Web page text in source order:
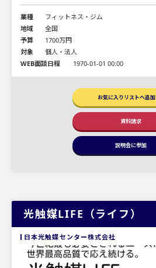
業種
フィットネス・ジム
地域
全国
予算
1700万円
対象
個人・法人
WEB面談日程
1970-01-01 00:00
お気に入りリストへ追加
資料請求
説明会に参加
光触媒LIFE（ライフ）
日本光触媒センター株式会社